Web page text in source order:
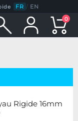
FR / EN
0
Rigide 16mm